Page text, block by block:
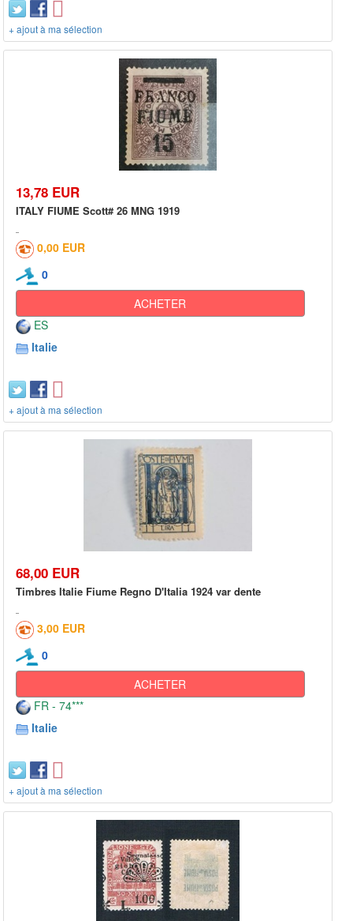
+ ajout à ma sélection
13,78 EUR
ITALY FIUME Scott# 26 MNG 1919
0,00 EUR
0
ACHETER
ES
Italie
+ ajout à ma sélection
68,00 EUR
Timbres Italie Fiume Regno D'Italia 1924 var dente
3,00 EUR
0
ACHETER
FR - 74***
Italie
+ ajout à ma sélection